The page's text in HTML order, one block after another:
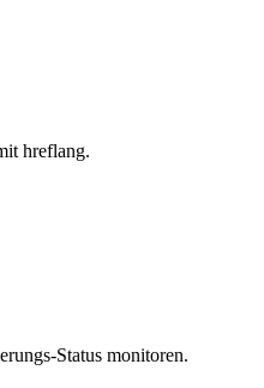
hreflang.
Status monitoren.